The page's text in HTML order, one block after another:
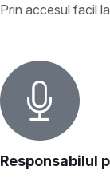
Prin accesul facil
Responsabilul